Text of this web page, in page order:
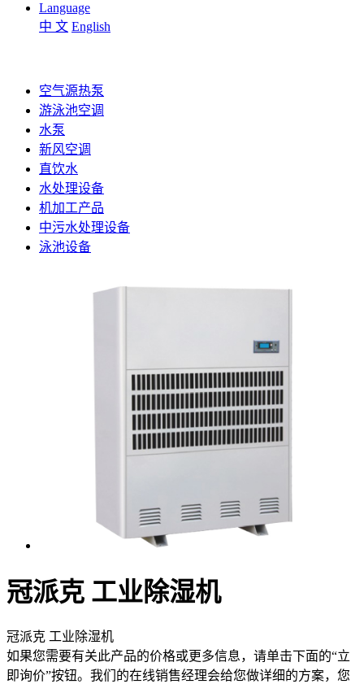
Language
中 文 English
空气源热泵
游泳池空调
水泵
新风空调
直饮水
水处理设备
机加工产品
中污水处理设备
泳池设备
冠派克 工业除湿机
冠派克 工业除湿机
如果您需要有关此产品的价格或更多信息，请单击下面的“立
即询价”按钮。我们的在线销售经理会给您做详细的方案，您